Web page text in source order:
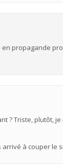
propagande
? Triste,
arrivé à couper le